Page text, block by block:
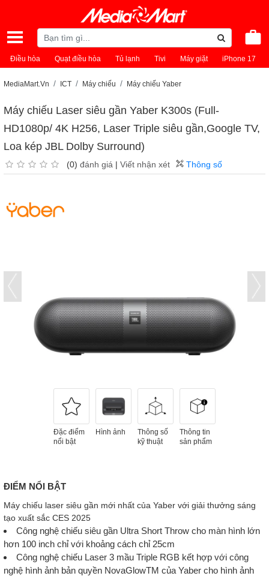
Điều hòa Quạt điều hòa Tủ lạnh Tivi Máy giặt iPhone 17
MediaMart.Vn ICT Máy chiếu Máy chiếu Yaber
Máy chiếu Laser siêu gần Yaber K300s (Full-
HD1080p/ 4K H256, Laser Triple siêu gần,Google TV,
Loa kép JBL Dolby Surround)
(0) đánh giá | Viết nhận xét Thông số
Đặc điểm
nổi bật
Hình ảnh
Thông số
kỹ thuật
Thông tin
sản phẩm
ĐIỂM NỔI BẬT
Máy chiếu laser siêu gần mới nhất của Yaber với giải thưởng sáng
tạo xuất sắc CES 2025
Công nghệ chiếu siêu gần Ultra Short Throw cho màn hình lớn
hơn 100 inch chỉ với khoảng cách chỉ 25cm
Công nghệ chiếu Laser 3 mầu Triple RGB kết hợp với công
nghệ hình ảnh bản quyền NovaGlowTM của Yaber cho hình ảnh